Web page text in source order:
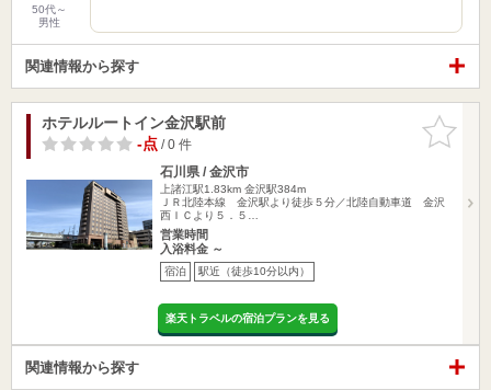
50代～
男性
関連情報から探す
お気に入
りに追加
ホテルルートイン金沢駅前
-点/ 0 件
石川県 / 金沢市
上諸江駅1.83km 金沢駅384m
ＪＲ北陸本線 金沢駅より徒歩５分／北陸自動車道 金沢
西ＩＣより５．５…
営業時間
入浴料金 ～
宿泊 駅近（徒歩10分以内）
楽天トラベルの宿泊プランを見る
関連情報から探す